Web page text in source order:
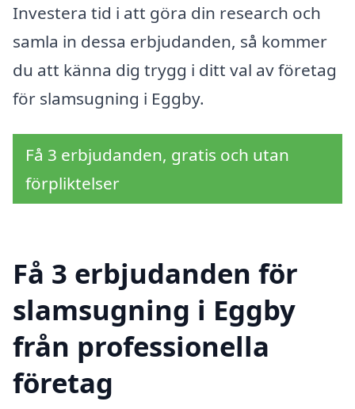
Investera tid i att göra din research och
samla in dessa erbjudanden, så kommer
du att känna dig trygg i ditt val av företag
för slamsugning i Eggby.
Få 3 erbjudanden, gratis och utan
förpliktelser
Få 3 erbjudanden för
slamsugning i Eggby
från professionella
företag